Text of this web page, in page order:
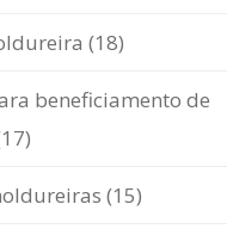
(18)
beneficiamento de
(15)